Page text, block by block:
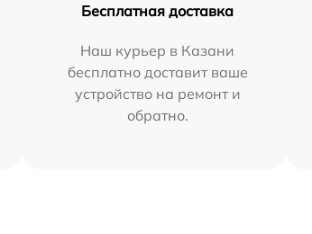
Бесплатная доставка
Наш курьер в Казани
бесплатно доставит ваше
устройство на ремонт и
обратно.